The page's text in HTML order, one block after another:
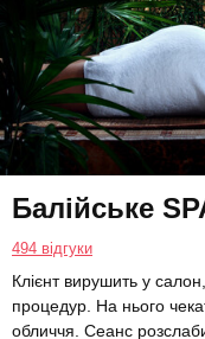
Балійське
494 відгуки
Клієнт вирушить у
процедур. На нього
обличчя. Сеанс